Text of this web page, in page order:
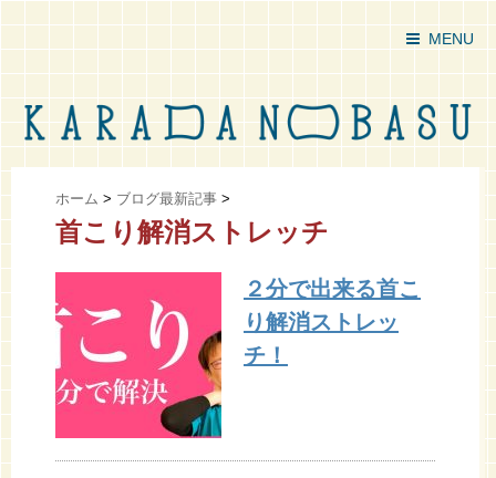
MENU
ホーム > ブログ最新記事 >
首こり解消ストレッチ
２分で出来る首こ
り解消ストレッ
チ！